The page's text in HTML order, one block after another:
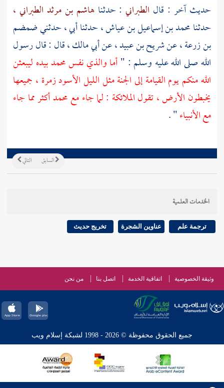
حديث آخر : قال الطبراني : حدثناهاشم بن مرثد الطبراني ،
حدثنامحمد بن إسماعيل بن عياش ،حدثنا أبي ، حدثنيضمضم
بن زرعة ،عنشريح بن عبيد ،عنأبي مالك ،قال : قال رسول
الله صلى الله عليه وسلم : "أما والذي نفسمحمدبيده ليبعثن
الله منكم يوم القيامة إلى الجنة مثل الليل الأسود زمرة ، جميعها
يخبطون الأرض ، تقول الملائكة : لما جاء معمحمدأكثر مما جاء
مع الأنبياء" .
التالي السابق
الخدمات العلمية
ترجمة علم عناوين الشجرة تخريج حديث
وثيقة الخصوصية اتفاقية الخدمة اتصل بنا من نحن
جميع الحقوق محفوظة © 2026 - 1998 لشبكة إسلام ويب